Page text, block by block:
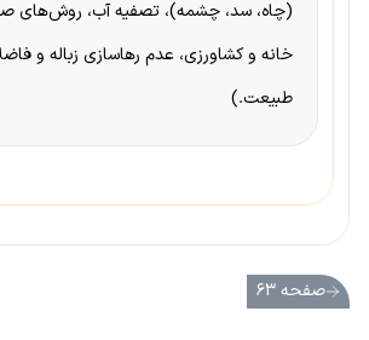
(چاه، سد، چشمه)، تصفیه آب، روش‌های
خانه و کشاورزی، عدم رهاسازی زباله و
طبیعت.)
صفحه ۶۳